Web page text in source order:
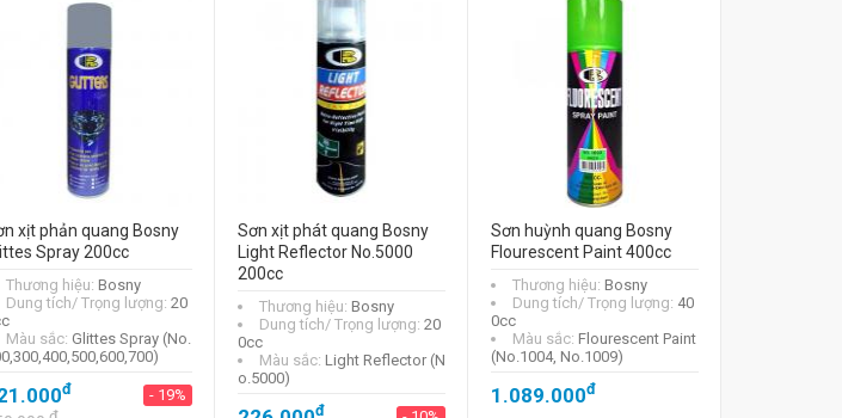
xịt phản quang Bosny
Spray 200cc
Thương hiệu: Bosny
Dung tích/ Trọng lượng: 20
Màu sắc: Glittes Spray (No.
đ - 19%
Sơn xịt phát quang Bosny
Light Reflector No.5000
200cc
Thương hiệu: Bosny
Dung tích/ Trọng lượng: 20
0cc
Màu sắc: Light Reflector (N
o.5000)
đ
Sơn huỳnh quang Bosny
Flourescent Paint 400cc
Thương hiệu: Bosny
Dung tích/ Trọng lượng: 40
0cc
Màu sắc: Flourescent Paint
(No.1004, No.1009)
1.089.000đ